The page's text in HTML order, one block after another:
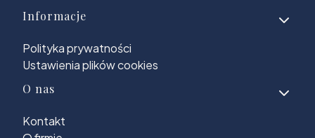
Informacje
Polityka prywatności
Ustawienia plików cookies
O nas
Kontakt